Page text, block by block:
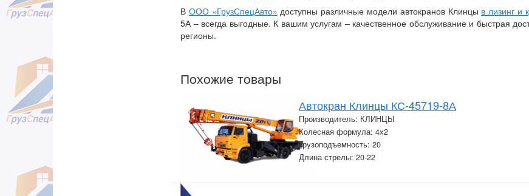
В ООО «ГрузСпецАвто» доступны различные модели автокранов Клинцы в лизинг и
5А – всегда выгодные. К вашим услугам – качественное обслуживание и быстрая
регионы.
Похожие товары
Автокран Клинцы КС-45719-8А
Производитель: КЛИНЦЫ
Колесная формула: 4х2
Грузоподъемность: 20
Длина стрелы: 20-22